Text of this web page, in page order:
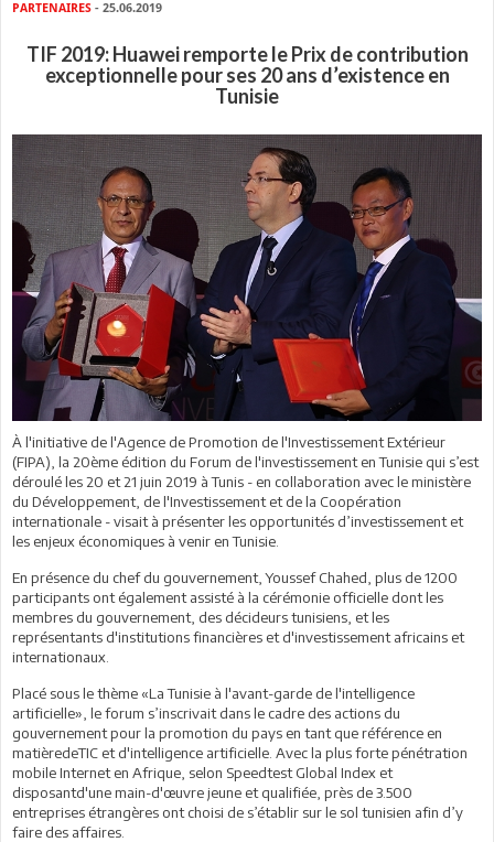
PARTENAIRES - 25.06.2019
TIF 2019: Huawei remporte le Prix de contribution
exceptionnelle pour ses 20 ans d’existence en
Tunisie
À l'initiative de l'Agence de Promotion de l'Investissement Extérieur
(FIPA), la 20ème édition du Forum de l'investissement en Tunisie qui s’est
déroulé les 20 et 21 juin 2019 à Tunis - en collaboration avec le ministère
du Développement, de l'Investissement et de la Coopération
internationale - visait à présenter les opportunités d’investissement et
les enjeux économiques à venir en Tunisie.
En présence du chef du gouvernement, Youssef Chahed, plus de 1200
participants ont également assisté à la cérémonie officielle dont les
membres du gouvernement, des décideurs tunisiens, et les
représentants d'institutions financières et d'investissement africains et
internationaux.
Placé sous le thème «La Tunisie à l'avant-garde de l'intelligence
artificielle», le forum s’inscrivait dans le cadre des actions du
gouvernement pour la promotion du pays en tant que référence en
matièredeTIC et d'intelligence artificielle. Avec la plus forte pénétration
mobile Internet en Afrique, selon Speedtest Global Index et
disposantd'une main-d'œuvre jeune et qualifiée, près de 3.500
entreprises étrangères ont choisi de s’établir sur le sol tunisien afin d’y
faire des affaires.